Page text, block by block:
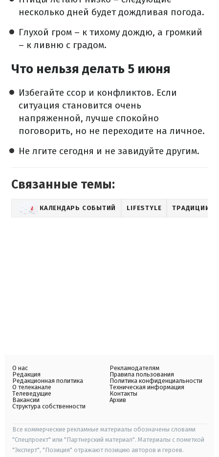
несколько дней будет дождливая погода.
Глухой гром – к тихому дождю, а громкий
– к ливню с градом.
Что нельзя делать 5 июня
Избегайте ссор и конфликтов. Если
ситуация становится очень
напряженной, лучше спокойно
поговорить, но не переходите на личное.
Не лгите сегодня и не завидуйте другим.
Связанные темы:
КАЛЕНДАРЬ СОБЫТИЙ LIFESTYLE ТРАДИЦИИ
О нас
Редакция
Редакционная политика
О телеканале
Телеведущие
Вакансии
Структура собственности
Рекламодателям
Правила пользования
Политика конфиденциальности
Техническая информация
Контакты
Архив
Все коммерческие рекламные материалы обозначены словами
"Спецпроект" или "Партнерский материал". Материалы с пометкой
"Эксперт", "Позиция" отражают позицию авторов и героев.